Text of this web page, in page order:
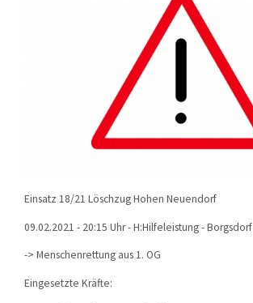
Einsatz 18/21 Löschzug Hohen Neuendorf
09.02.2021 - 20:15 Uhr - H:Hilfeleistung - Borgsdorf
-> Menschenrettung aus 1. OG
Eingesetzte Kräfte: